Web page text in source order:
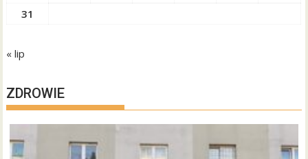
31
« lip
ZDROWIE